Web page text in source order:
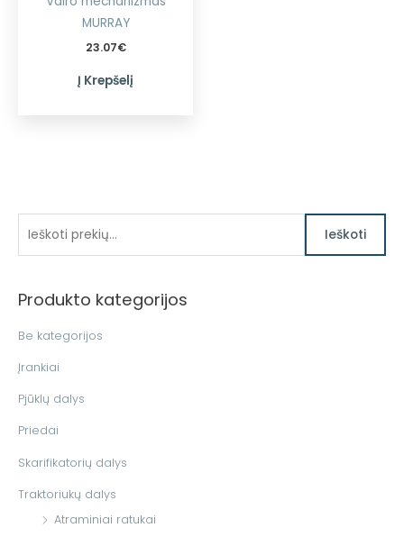
k
i
Ieškoti
Produkto kategorijos
Be kategorijos
Įrankiai
Pjūklų dalys
Priedai
Skarifikatorių dalys
Traktoriukų dalys
Atraminiai ratukai
MURRAY
23.07€
Į Krepšelį